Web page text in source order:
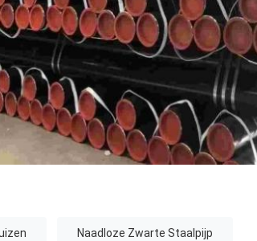
Naadloze Zwarte Staalpijp